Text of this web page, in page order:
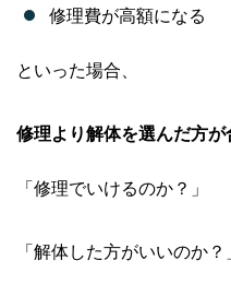
修理費が高額になる
といった場合、
修理より解体を選んだ方が
「修理でいけるのか？」
「解体した方がいいのか？